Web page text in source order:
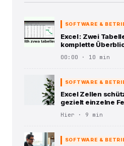
SOFTWARE &
Excel : Zwei
komplette
00:00 · 10 min
SOFTWARE &
Excel Zellen
gezielt einzelne
Hier · 9 min
SOFTWARE &